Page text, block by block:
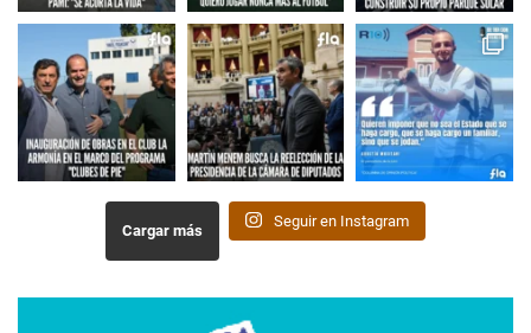
Cargar más
Seguir en Instagram